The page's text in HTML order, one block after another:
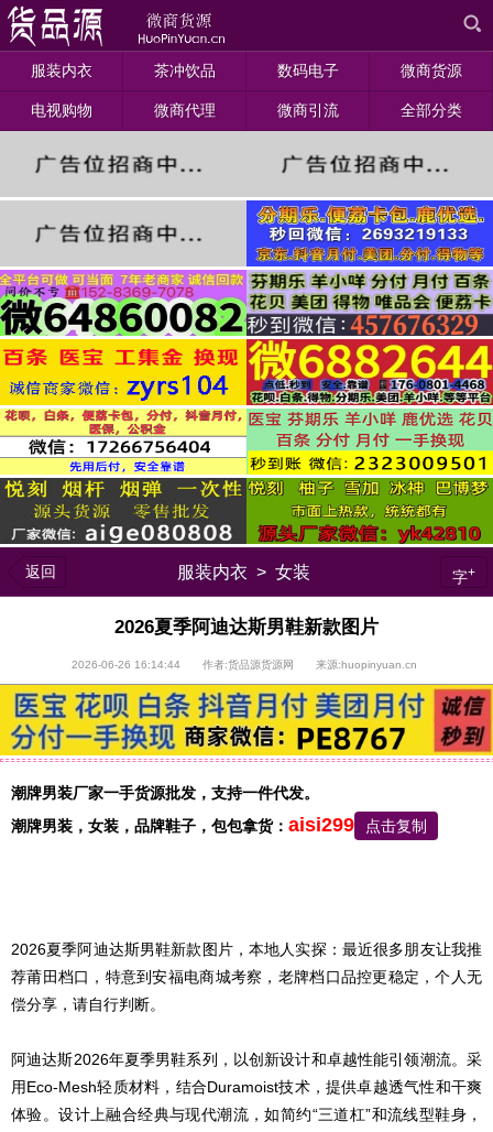
服装内衣 茶冲饮品 数码电子 微商货源
电视购物 微商代理 微商引流 全部分类
返回 服装内衣 > 女装 字+
2026夏季阿迪达斯男鞋新款图片
2026-06-26 16:14:44 作者:货品源货源网 来源:huopinyuan.cn
潮牌男装厂家一手货源批发，支持一件代发。
潮牌男装， 女装，品牌鞋子，包包拿货： aisi299 点击复制
2026夏季阿迪达斯男鞋新款图片，本地人实探：最近很多朋友让我推
荐莆田档口，特意到安福电商城考察，老牌档口品控更稳定，个人无
偿分享，请自行判断。
阿迪达斯2026年夏季男鞋系列，以创新设计和卓越性能引领潮流。采
用Eco-Mesh轻质材料，结合Duramoist技术，提供卓越透气性和干爽
体验。设计上融合经典与现代潮流，如简约“三道杠”和流线型鞋身，